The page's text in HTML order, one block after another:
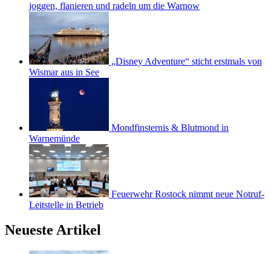
joggen, flanieren und radeln um die Warnow
„Disney Adventure“ sticht erstmals von
Wismar aus in See
Mondfinsternis & Blutmond in
Warnemünde
Feuerwehr Rostock nimmt neue Notruf-
Leitstelle in Betrieb
Neueste Artikel